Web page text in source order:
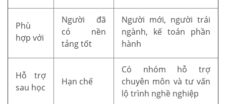
Phù
hợp với
Người đã
có nền
tảng tốt
Người mới, người trái
ngành, kế toán phần
hành
Hỗ trợ
sau học
Hạn chế
Có nhóm hỗ trợ
chuyên môn và tư vấn
lộ trình nghề nghiệp